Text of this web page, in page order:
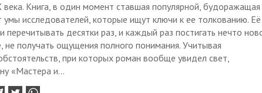
века. Книга, в один момент ставшая популярной, будоражащая
исследователей, которые ищут ключи к ее толкованию. Её
перечитывать десятки раз, и каждый раз постигать нечто
не получать ощущения полного понимания. Учитывая
при которых роман вообще увидел свет,
«Мастера и...